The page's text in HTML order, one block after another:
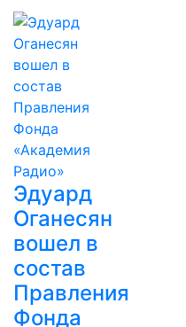
Эдуард
Оганесян
вошел в
состав
Правления
Фонда